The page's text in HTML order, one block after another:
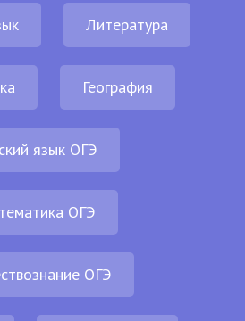
Литература
География
язык ОГЭ
ОГЭ
ОГЭ